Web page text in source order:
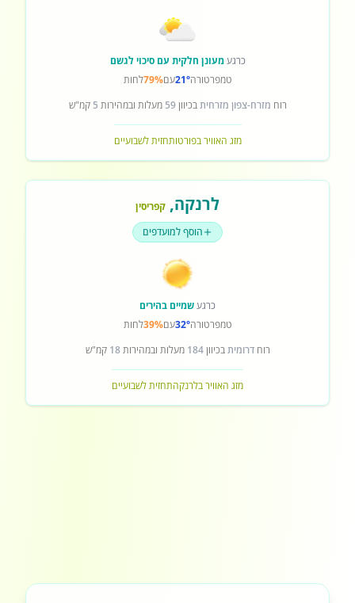
כרגעמעונן חלקית עם סיכוי לגשם
טמפרטורה21°עם79%לחות
רוח מזרח-צפון מזרחיתבכיוון59 מעלות ובמהירות 5 קמ"ש
מזג האוויר בפורטותחזית לשבועיים
לרנקה, קפריסין
הוסף למועדפים
כרגעשמיים בהירים
טמפרטורה32°עם39%לחות
רוחדרומיתבכיוון184 מעלות ובמהירות18 קמ"ש
מזג האוויר בלרנקהתחזית לשבועיים